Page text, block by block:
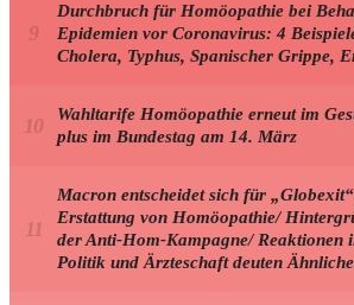
Durchbruch für Homöopathie bei
Epidemien vor Coronavirus: 4
Cholera, Typhus, Spanischer Grippe,
Wahltarife Homöopathie erneut im
plus im Bundestag am 14. März
Macron entscheidet sich für
Erstattung von Homöopathie/
der Anti-Hom-Kampagne/ Reaktionen
Politik und Ärzteschaft deuten